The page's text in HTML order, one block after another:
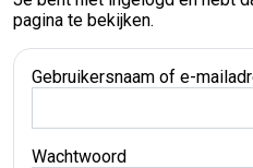
pagina te bekijken.
Gebruikersnaam of e-
Wachtwoord